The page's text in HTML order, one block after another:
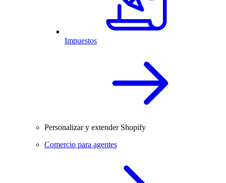
Impuestos
Personalizar y extender Shopify
Comercio para agentes